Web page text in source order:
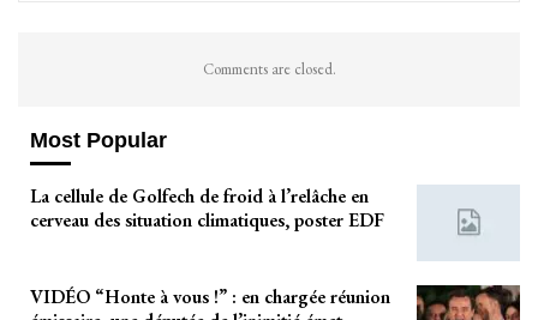
Comments are closed.
Most Popular
La cellule de Golfech de froid à l’relâche en
cerveau des situation climatiques, poster EDF
VIDÉO “Honte à vous !” : en chargée réunion